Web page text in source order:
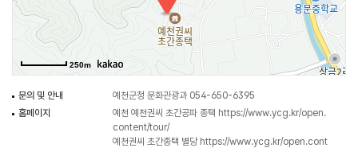
출입문에 붙였다 떼었다 하는 중간 설주가 있다. 이러한 설주 양식이 나타나는
곳은 이 종택이 유일하다. 조선 전기의 건물로서 보존 상태가 양호하며, 당대
건축 구조와 양식을 연구하는데 중요한 자료가 된다.
있다. 조선 중기 문인 초간 권문해(1534~1591)의 할아버지 권오상이 지었다고
전하며, 예천권씨 초간공파 종택(국가민속문화유산 제201호) 안채의 오른쪽
앞에 있는 별당 형식의 사랑채이다. 평지 위에 막돌로 높게 축대를 쌓고 그 위에
250m
문의 및 안내
예천군청 문화관광과 054-650-6395
홈페이지
예천 예천권씨 초간공파 종택 https://www.ycg.kr/open.
content/tour/
예천권씨 초간종택 별당 https://www.ycg.kr/open.cont